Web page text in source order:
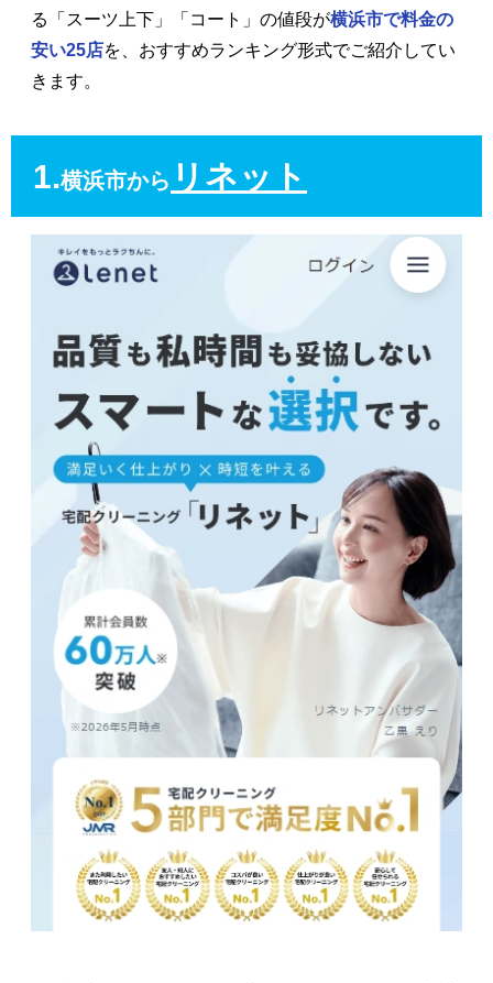
る「スーツ上下」「コート」の値段が横浜市で料金の
安い25店を、おすすめランキング形式でご紹介してい
きます。
1.横浜市から リネット